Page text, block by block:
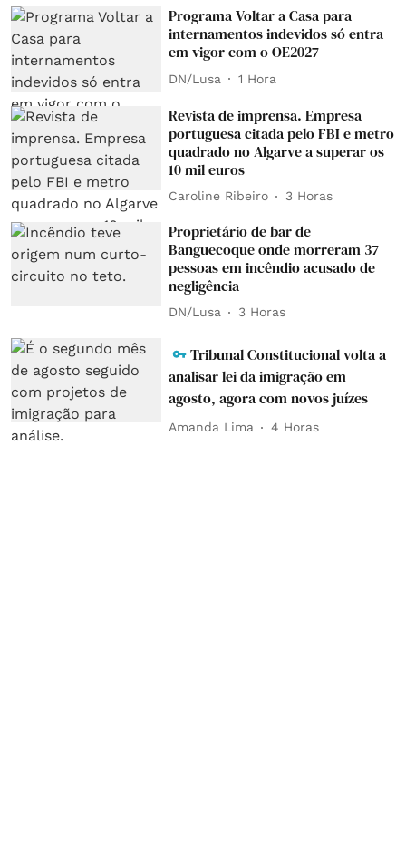
Programa Voltar a Casa para
internamentos indevidos só entra
em vigor com o OE2027
DN/Lusa 1 Hora
Revista de imprensa. Empresa
portuguesa citada pelo FBI e metro
quadrado no Algarve a superar os
10 mil euros
Caroline Ribeiro 3 Horas
Proprietário de bar de
Banguecoque onde morreram 37
pessoas em incêndio acusado de
negligência
DN/Lusa 3 Horas
Tribunal Constitucional volta a
analisar lei da imigração em
agosto, agora com novos juízes
Amanda Lima 4 Horas